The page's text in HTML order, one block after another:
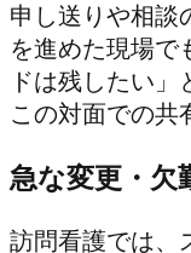
申し送りや相談
を進めた現場で
ドは残したい」
この対面での共
急な変更・欠
訪問看護では、